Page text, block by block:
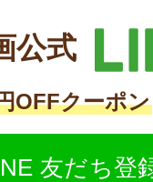
公式
OFFクーポン
友だち登